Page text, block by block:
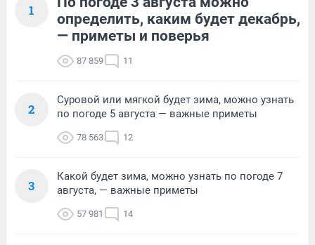
1
определить, каким будет декабрь,
— приметы и поверья
87 859 11
2
Суровой или мягкой будет зима, можно узнать
по погоде 5 августа — важные приметы
78 563 12
3
Какой будет зима, можно узнать по погоде 7
августа, — важные приметы
57 981 14